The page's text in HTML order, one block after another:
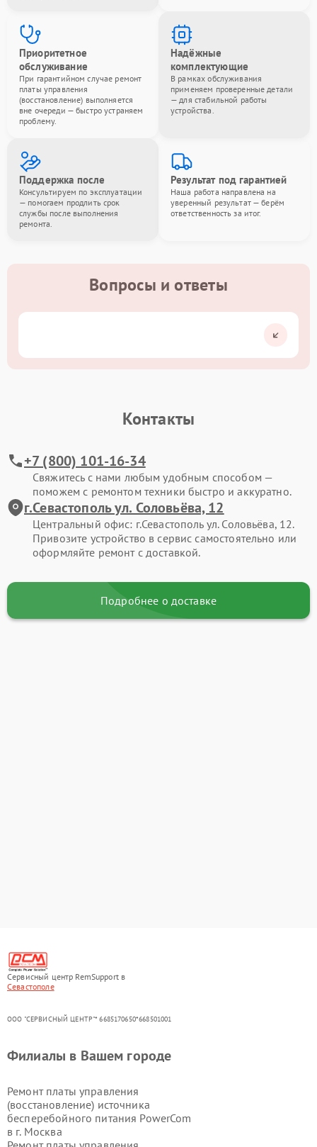
Приоритетное
обслуживание
При гарантийном случае ремонт
платы управления
(восстановление) выполняется
вне очереди — быстро устраняем
проблему.
Надёжные
комплектующие
В рамках обслуживания
применяем проверенные детали
— для стабильной работы
устройства.
Поддержка после
Консультируем по эксплуатации
— помогаем продлить срок
службы после выполнения
ремонта.
Результат под гарантией
Наша работа направлена на
уверенный результат — берём
ответственность за итог.
Вопросы и ответы
Контакты
+7 (800) 101-16-34
Свяжитесь с нами любым удобным способом —
поможем с ремонтом техники быстро и аккуратно.
г.Севастополь ул. Соловьёва, 12
Центральный офис: г.Севастополь ул. Соловьёва, 12.
Привозите устройство в сервис самостоятельно или
оформляйте ремонт с доставкой.
Подробнее о доставке
Сервисный центр RemSupport в
Севастополе
ООО "СЕРВИСНЫЙ ЦЕНТР"* 6685170650*668501001
Филиалы в Вашем городе
Ремонт платы управления
(восстановление) источника
бесперебойного питания PowerCom
в г. Москва